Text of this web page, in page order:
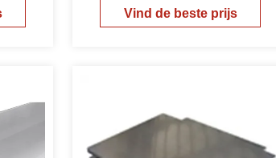
Vind de beste prijs